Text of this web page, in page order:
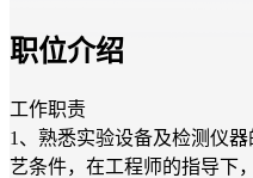
职位介绍
工作职责
1、熟悉实验设备及检测仪
艺条件，在工程师的指导下